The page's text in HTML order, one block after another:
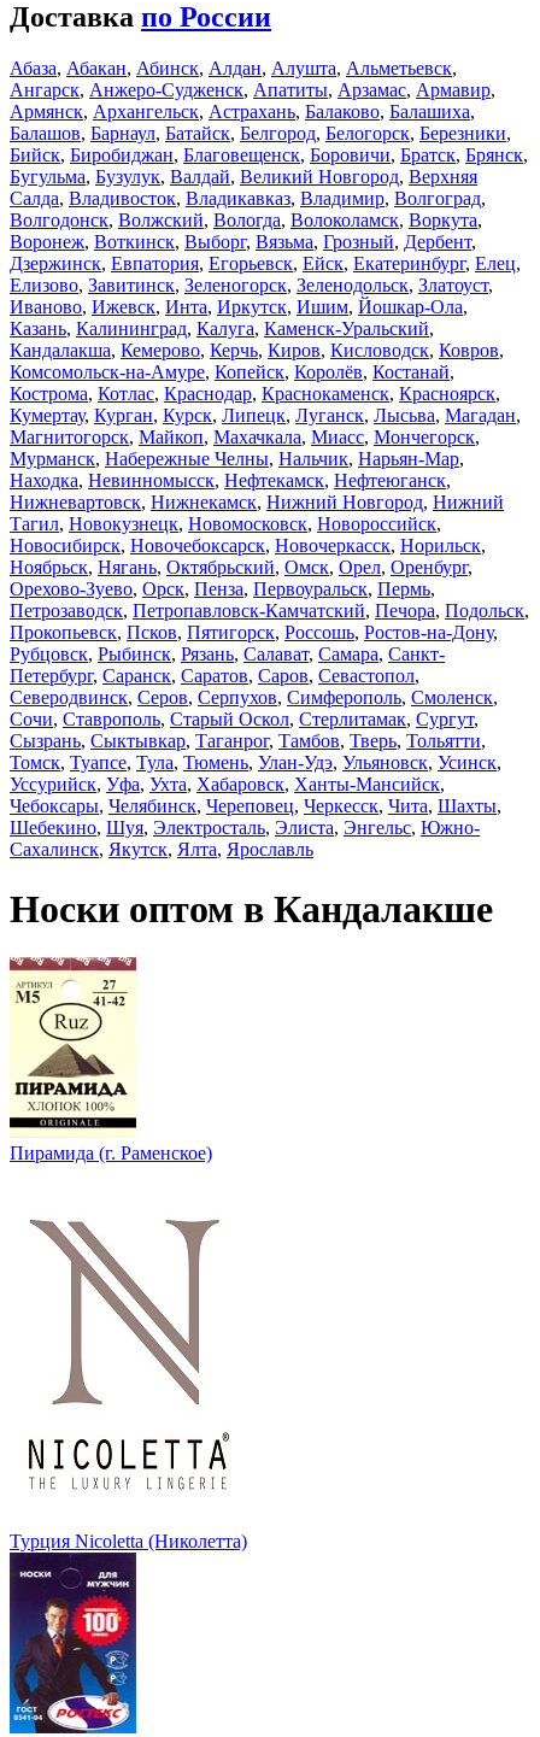
Доставка по России
Абаза, Абакан, Абинск, Алдан, Алушта, Альметьевск,
Ангарск, Анжеро-Судженск, Апатиты, Арзамас, Армавир,
Армянск, Архангельск, Астрахань, Балаково, Балашиха,
Балашов, Барнаул, Батайск, Белгород, Белогорск, Березники,
Бийск, Биробиджан, Благовещенск, Боровичи, Братск, Брянск,
Бугульма, Бузулук, Валдай, Великий Новгород, Верхняя
Салда, Владивосток, Владикавказ, Владимир, Волгоград,
Волгодонск, Волжский, Вологда, Волоколамск, Воркута,
Воронеж, Воткинск, Выборг, Вязьма, Грозный, Дербент,
Дзержинск, Евпатория, Егорьевск, Ейск, Екатеринбург, Елец,
Елизово, Завитинск, Зеленогорск, Зеленодольск, Златоуст,
Иваново, Ижевск, Инта, Иркутск, Ишим, Йошкар-Ола,
Казань, Калининград, Калуга, Каменск-Уральский,
Кандалакша, Кемерово, Керчь, Киров, Кисловодск, Ковров,
Комсомольск-на-Амуре, Копейск, Королёв, Костанай,
Кострома, Котлас, Краснодар, Краснокаменск, Красноярск,
Кумертау, Курган, Курск, Липецк, Луганск, Лысьва, Магадан,
Магнитогорск, Майкоп, Махачкала, Миасс, Мончегорск,
Мурманск, Набережные Челны, Нальчик, Нарьян-Мар,
Находка, Невинномысск, Нефтекамск, Нефтеюганск,
Нижневартовск, Нижнекамск, Нижний Новгород, Нижний
Тагил, Новокузнецк, Новомосковск, Новороссийск,
Новосибирск, Новочебоксарск, Новочеркасск, Норильск,
Ноябрьск, Нягань, Октябрьский, Омск, Орел, Оренбург,
Орехово-Зуево, Орск, Пенза, Первоуральск, Пермь,
Петрозаводск, Петропавловск-Камчатский, Печора, Подольск,
Прокопьевск, Псков, Пятигорск, Россошь, Ростов-на-Дону,
Рубцовск, Рыбинск, Рязань, Салават, Самара, Санкт-
Петербург, Саранск, Саратов, Саров, Севастопол,
Северодвинск, Серов, Серпухов, Симферополь, Смоленск,
Сочи, Ставрополь, Старый Оскол, Стерлитамак, Сургут,
Сызрань, Сыктывкар, Таганрог, Тамбов, Тверь, Тольятти,
Томск, Туапсе, Тула, Тюмень, Улан-Удэ, Ульяновск, Усинск,
Уссурийск, Уфа, Ухта, Хабаровск, Ханты-Мансийск,
Чебоксары, Челябинск, Череповец, Черкесск, Чита, Шахты,
Шебекино, Шуя, Электросталь, Элиста, Энгельс, Южно-
Сахалинск, Якутск, Ялта, Ярославль
Носки оптом в Кандалакше
Пирамида (г. Раменское)
Турция Nicoletta (Николетта)